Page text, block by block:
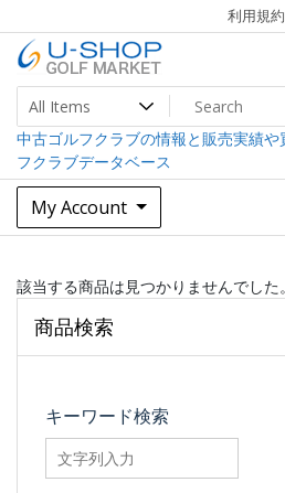
to
content
利用規約
U-SHOP Golf
中古ゴルフクラブ最大級！U-SHOPゴ
中古ゴルフクラブの情報と販売実績
フクラブデータベース
My Account
該当する商品は見つかりませんでした。
商品検索
キーワード検索
searchfilter_pro